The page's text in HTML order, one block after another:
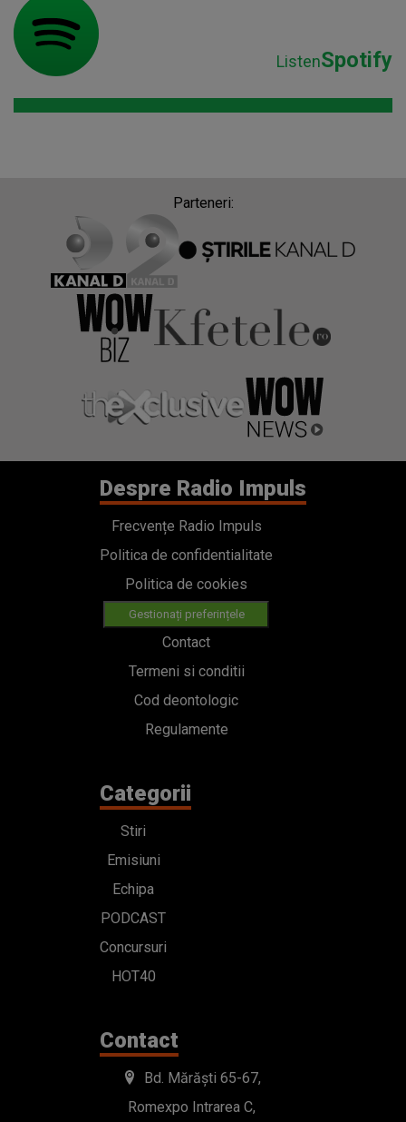
ListenSpotify
Parteneri:
Despre Radio Impuls
Frecvențe Radio Impuls
Politica de confidentialitate
Politica de cookies
Gestionați preferințele
Contact
Termeni si conditii
Cod deontologic
Regulamente
Categorii
Stiri
Emisiuni
Echipa
PODCAST
Concursuri
HOT40
Contact
Bd. Mărăști 65-67,
Romexpo Intrarea C,